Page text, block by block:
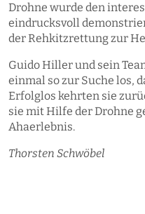
Drohne wurde den
eindrucksvoll
der Rehkitzrettung zur
Guido Hiller und sein
einmal so zur Suche los,
Erfolglos kehrten sie
sie mit Hilfe der Drohne
Ahaerlebnis.
Thorsten Schwöbel